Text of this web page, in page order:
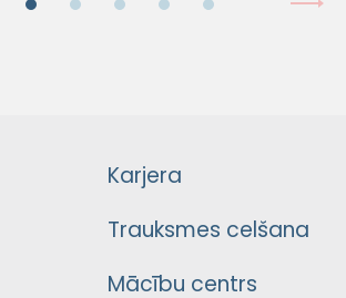
Karjera
Trauksmes celšana
Mācību centrs